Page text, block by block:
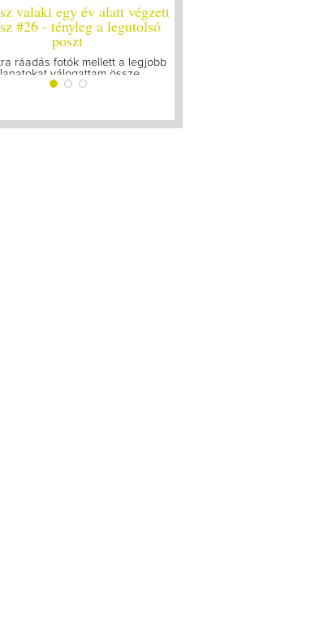
valaki egy év alatt végzett
#26 - tényleg a legutolsó
poszt
ráadás fotók mellett a legjobb
válogattam össze...